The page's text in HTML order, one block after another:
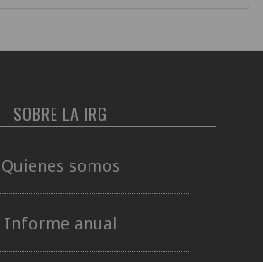
SOBRE LA IRG
Quienes somos
Informe anual